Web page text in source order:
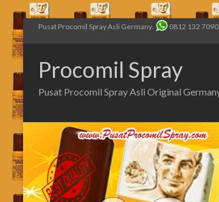
Pusat Procomil Spray Asli Germany. 0812 132 7090
Procomil Spray
Pusat Procomil Spray Asli Original